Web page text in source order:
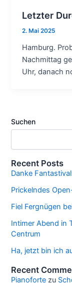
Letzter
2. Mai 2025
Hamburg.
Nachmittag
Uhr, danach
Suchen
Recent Posts
Danke
Prickelndes
Fiel Fergnügen
Intimer Abend in
Centrum
Ha, jetzt bin ich
Recent
Pianoforte zu